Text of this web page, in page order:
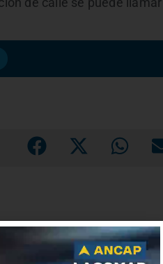
de calle se puede llamar